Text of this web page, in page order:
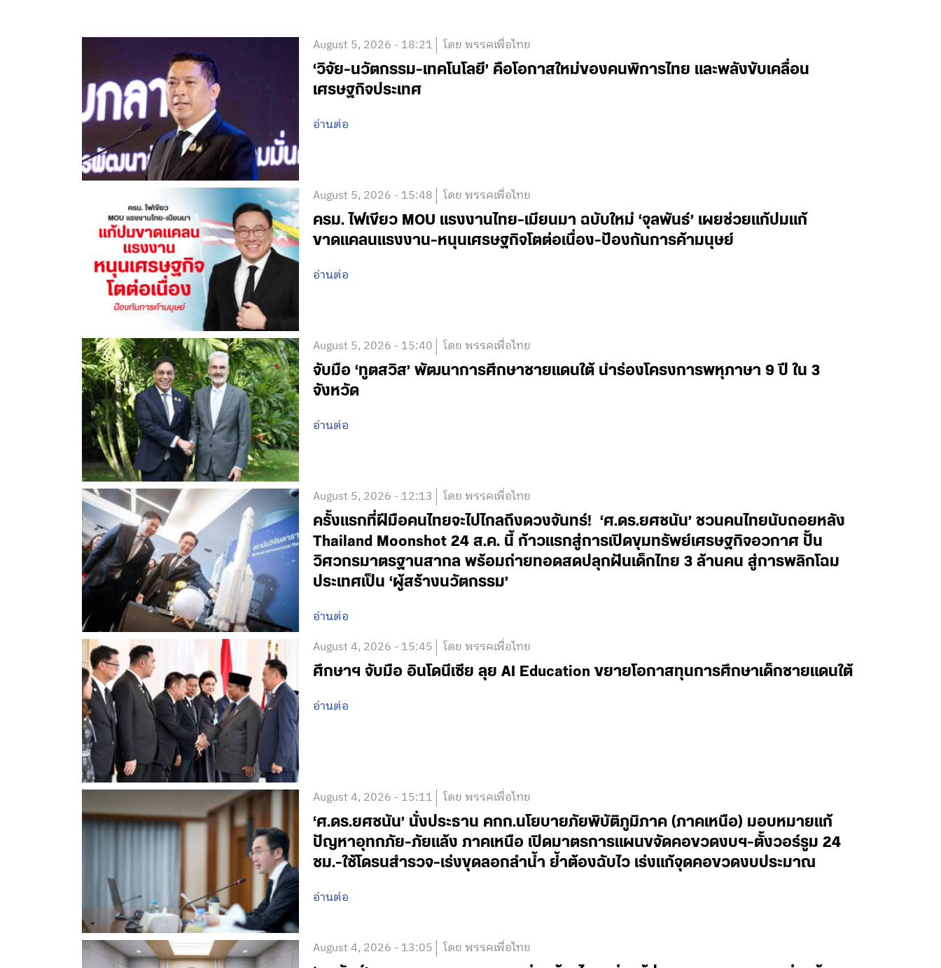
August 5, 2026 - 18:21 โดย พรรคเพื่อไทย
‘วิจัย-นวัตกรรม-เทคโนโลยี’ คือโอกาสใหม่ของคนพิการไทย และพลังขับเคลื่อน
เศรษฐกิจประเทศ
อ่านต่อ
August 5, 2026 - 15:48 โดย พรรคเพื่อไทย
ครม. ไฟเขียว MOU แรงงานไทย-เมียนมา ฉบับใหม่ ‘จุลพันธ์’ เผยช่วยแก้ปมแก้
ขาดแคลนแรงงาน-หนุนเศรษฐกิจโตต่อเนื่อง-ป้องกันการค้ามนุษย์
อ่านต่อ
August 5, 2026 - 15:40 โดย พรรคเพื่อไทย
จับมือ ‘ทูตสวิส’ พัฒนาการศึกษาชายแดนใต้ นำร่องโครงการพหุภาษา 9 ปี ใน 3
จังหวัด
อ่านต่อ
August 5, 2026 - 12:13 โดย พรรคเพื่อไทย
ครั้งแรกที่ฝีมือคนไทยจะไปไกลถึงดวงจันทร์! ‘ศ.ดร.ยศชนัน’ ชวนคนไทยนับถอยหลัง
Thailand Moonshot 24 ส.ค. นี้ ก้าวแรกสู่การเปิดขุมทรัพย์เศรษฐกิจอวกาศ ปั้น
วิศวกรมาตรฐานสากล พร้อมถ่ายทอดสดปลุกฝันเด็กไทย 3 ล้านคน สู่การพลิกโฉม
ประเทศเป็น ‘ผู้สร้างนวัตกรรม’
อ่านต่อ
August 4, 2026 - 15:45 โดย พรรคเพื่อไทย
ศึกษาฯ จับมือ อินโดนีเซีย ลุย AI Education ขยายโอกาสทุนการศึกษาเด็กชายแดนใต้
อ่านต่อ
August 4, 2026 - 15:11 โดย พรรคเพื่อไทย
‘ศ.ดร.ยศชนัน’ นั่งประธาน คกก.นโยบายภัยพิบัติภูมิภาค (ภาคเหนือ) มอบหมายแก้
ปัญหาอุทกภัย-ภัยแล้ง ภาคเหนือ เปิดมาตรการแผนขจัดคอขวดงบฯ-ตั้งวอร์รูม 24
ชม.-ใช้โดรนสำรวจ-เร่งขุดลอกลำน้ำ ย้ำต้องฉับไว เร่งแก้จุดคอขวดงบประมาณ
อ่านต่อ
August 4, 2026 - 13:05 โดย พรรคเพื่อไทย